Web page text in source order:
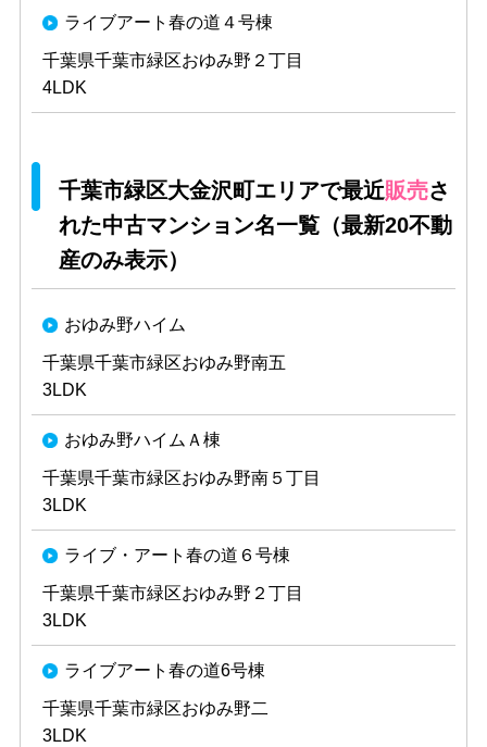
ライブアート春の道４号棟
千葉県千葉市緑区おゆみ野２丁目
4LDK
千葉市緑区大金沢町エリアで最近販売さ
れた中古マンション名一覧（最新20不動
産のみ表示）
おゆみ野ハイム
千葉県千葉市緑区おゆみ野南五
3LDK
おゆみ野ハイムＡ棟
千葉県千葉市緑区おゆみ野南５丁目
3LDK
ライブ・アート春の道６号棟
千葉県千葉市緑区おゆみ野２丁目
3LDK
ライブアート春の道6号棟
千葉県千葉市緑区おゆみ野二
3LDK